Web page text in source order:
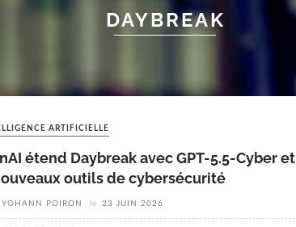
DAYBREAK
ARTIFICIELLE
étend Daybreak avec GPT-5.5-Cyber et
outils de cybersécurité
YOHANN POIRON le 23 JUIN 2026